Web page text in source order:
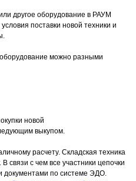
другое оборудование в РАУМ
поставки новой техники и
можно разными
новой
выкупом.
расчету. Складская техника
связи с чем все участники цепочки
документами по системе ЭДО.